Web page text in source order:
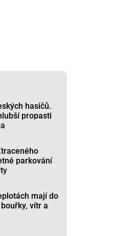
hasičů.
propasti
parkování
mají do
vítr a